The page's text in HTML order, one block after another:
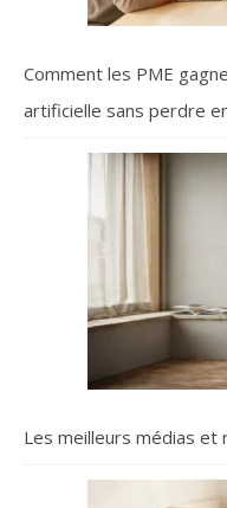
Comment les PME
artificielle sans perdre
Les meilleurs médias et